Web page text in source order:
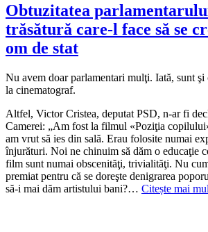
Obtuzitatea
trăsătură care-l face să se
om de stat
Nu avem doar parlamentari mulţi. Iată, sunt
la cinematograf.
Altfel, Victor Cristea, deputat PSD, n-ar fi
Camerei: „Am fost la filmul «Poziţia
am vrut să ies din sală. Erau folosite numai
înjurături. Noi ne chinuim să dăm o educaţie
film sunt numai obscenităţi, trivialităţi. Nu
premiat pentru că se doreşte denigrarea
să-i mai dăm artistului bani?… Citește mai